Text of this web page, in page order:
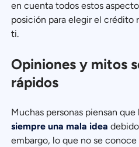
en cuenta todos estos
posición para elegir el crédito
ti.
Opiniones y mitos
rápidos
Muchas personas piensan
siempre una mala idea
embargo, lo que no se